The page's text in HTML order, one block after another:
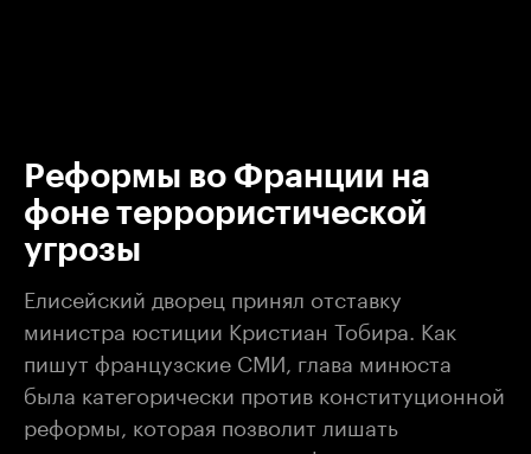
Реформы во Франции на
фоне террористической
угрозы
Елисейский дворец принял отставку
министра юстиции Кристиан Тобира. Как
пишут французские СМИ, глава минюста
была категорически против конституционной
реформы, которая позволит лишать